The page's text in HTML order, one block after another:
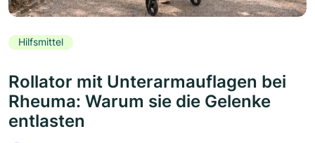
Hilfsmittel
Rollator mit Unterarmauflagen bei
Rheuma: Warum sie die Gelenke
entlasten